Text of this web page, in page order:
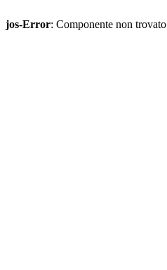
jos-Error: Componente non trovato